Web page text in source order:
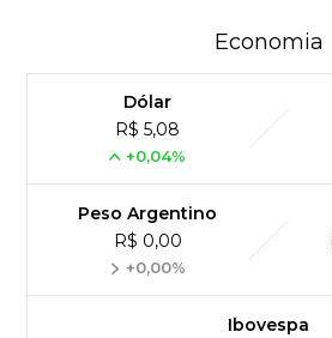
Economia
Dólar
R$ 5,08
+0,04%
Peso Argentino
R$ 0,00
+0,00%
Ibovespa